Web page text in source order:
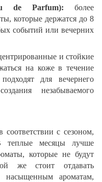
de Parfum): более
которые держатся до 8
событий или вечерних
и стойкие
на коже в течение
для вечернего
незабываемого
с сезоном,
теплые месяцы лучше
которые не будут
же стоит отдавать
насыщенным ароматам,